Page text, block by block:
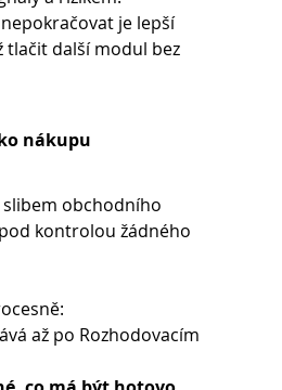
je lepší
tlačit další modul bez
nákupu
slibem obchodního
kontrolou žádného
až po Rozhodovacím